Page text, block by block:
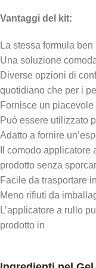
Vantaggi del kit:
La stessa formula
Una soluzione
Diverse opzioni di
quotidiano che per i
Fornisce un piacevole
Può essere utilizzato
Adatto a fornire
Il comodo
prodotto senza
Facile da trasportare
Meno rifiuti da
L’applicatore a rullo
prodotto in